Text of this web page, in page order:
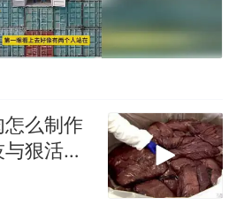
么制作
狠活，